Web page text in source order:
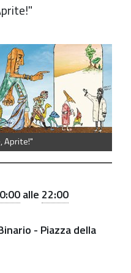
Aprite!"
alle 22:00
- Piazza della